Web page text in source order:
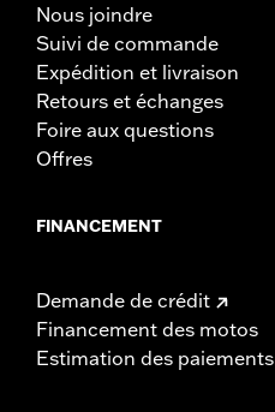
Nous joindre
Suivi de commande
Expédition et livraison
Retours et échanges
Foire aux questions
Offres
FINANCEMENT
Demande de crédit
Financement des motos
Estimation des paiements